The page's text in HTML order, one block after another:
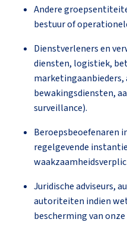
Andere
bestuur of
Dienstverleners en
diensten, logistiek,
marketingaanbieders,
bewakingsdiensten,
surveillance).
Beroepsbeoefenaren
regelgevende
Juridische adviseurs,
autoriteiten indien
bescherming van